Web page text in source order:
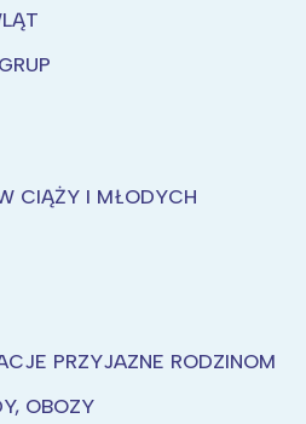
CIĄŻY I MŁODYCH
PRZYJAZNE RODZINOM
OBOZY